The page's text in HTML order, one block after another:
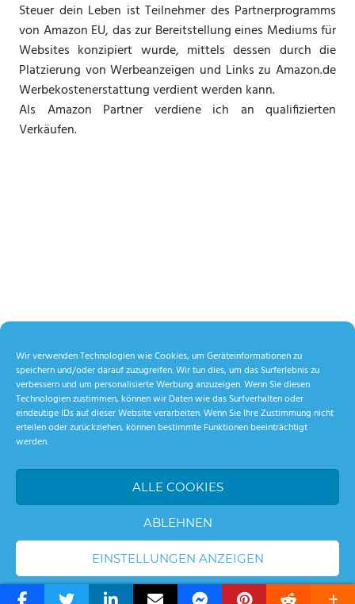
Wir verwenden Technologien wie Cookies, um Geräteinformationen zu
speichern und/oder darauf zuzugreifen. Wir tun dies, um das Surferlebnis zu
verbessern und um personalisierte Werbung anzuzeigen. Wenn Sie diesen
Technologien zustimmen, können wir Daten wie das Surfverhalten oder
eindeutige IDs auf dieser Website verarbeiten. Wenn Sie Ihre Zustimmung nicht
erteilen oder zurückziehen, können bestimmte Funktionen beeinträchtigt
werden.
ALLE COOKIES
ABLEHNEN
EINSTELLUNGEN ANZEIGEN
Cookie-Richtlinie Datenschutzerklärung
Steuer dein Leben ist Teilnehmer des Partnerprogramms
von Amazon EU, das zur Bereitstellung eines Mediums für
Websites konzipiert wurde, mittels dessen durch die
Platzierung von Werbeanzeigen und Links zu Amazon.de
Werbekostenerstattung verdient werden kann.
Als Amazon Partner verdiene ich an qualifizierten
Verkäufen.
WordPress Theme: Palm Beach by ThemeZee.